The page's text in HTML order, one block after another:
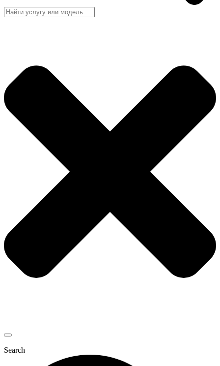
Search